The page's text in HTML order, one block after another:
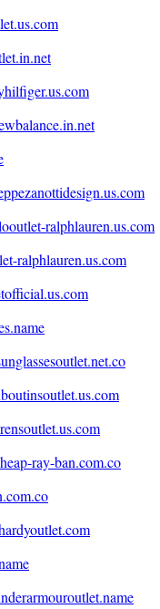
ralphlauren.us.com
ralphlauren.us.com
ray-ban.com.co